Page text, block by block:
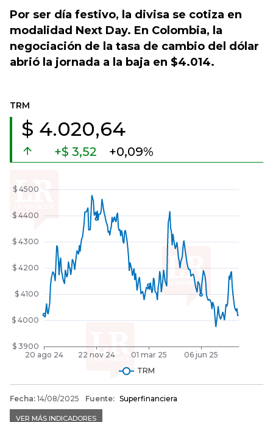
Por ser día festivo, la divisa se cotiza en
modalidad Next Day. En Colombia, la
negociación de la tasa de cambio del dólar
abrió la jornada a la baja en $4.014.